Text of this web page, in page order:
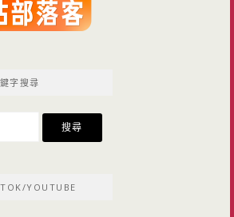
字搜尋
YOUTUBE